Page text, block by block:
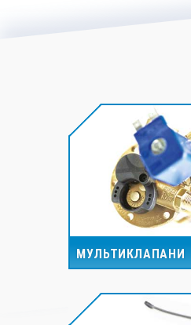
МУЛЬТИКЛАПАНИ